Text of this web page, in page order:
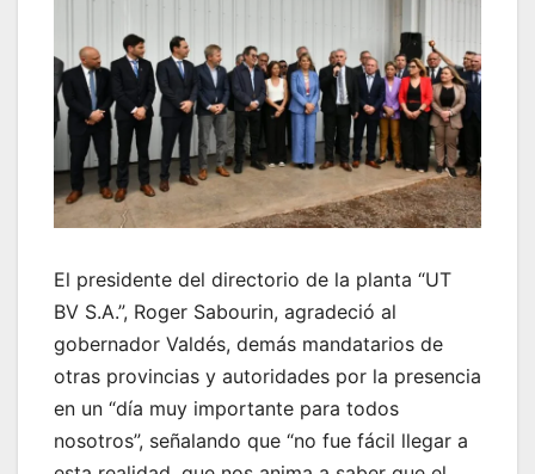
El presidente del directorio de la planta “UT
BV S.A.”, Roger Sabourin, agradeció al
gobernador Valdés, demás mandatarios de
otras provincias y autoridades por la presencia
en un “día muy importante para todos
nosotros”, señalando que “no fue fácil llegar a